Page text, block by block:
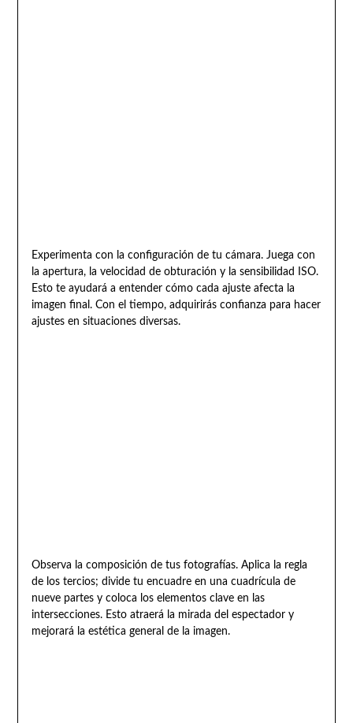
Experimenta con la configuración de tu cámara. Juega con
la apertura, la velocidad de obturación y la sensibilidad ISO.
Esto te ayudará a entender cómo cada ajuste afecta la
imagen final. Con el tiempo, adquirirás confianza para hacer
ajustes en situaciones diversas.
Observa la composición de tus fotografías. Aplica la regla
de los tercios; divide tu encuadre en una cuadrícula de
nueve partes y coloca los elementos clave en las
intersecciones. Esto atraerá la mirada del espectador y
mejorará la estética general de la imagen.